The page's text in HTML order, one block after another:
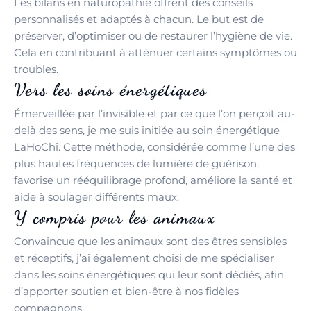
Les bilans en naturopathie offrent des conseils
personnalisés et adaptés à chacun. Le but est de
préserver, d’optimiser ou de restaurer l’hygiène de vie.
Cela en contribuant à atténuer certains symptômes ou
troubles.
Vers les soins énergétiques
Émerveillée par l’invisible et par ce que l’on perçoit au-
delà des sens, je me suis initiée au soin énergétique
LaHoChi. Cette méthode, considérée comme l’une des
plus hautes fréquences de lumière de guérison,
favorise un rééquilibrage profond, améliore la santé et
aide à soulager différents maux.
Y compris pour les animaux
Convaincue que les animaux sont des êtres sensibles
et réceptifs, j’ai également choisi de me spécialiser
dans les soins énergétiques qui leur sont dédiés, afin
d’apporter soutien et bien-être à nos fidèles
compagnons.